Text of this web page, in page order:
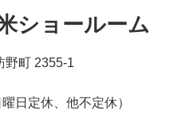
ショールーム
野町 2355-1
日定休、他不定休）